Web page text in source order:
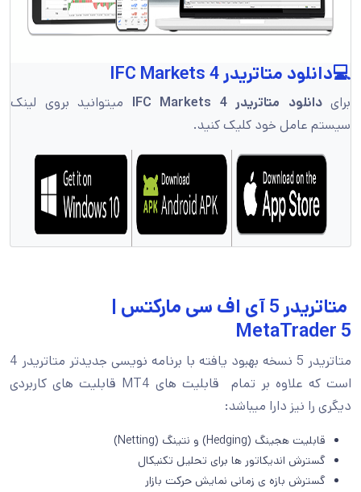
💻دانلود متاتریدر 4 IFC Markets
برایدانلود متاتریدر 4 IFC Markets
میتوانید بروی لینک
سیستم عامل خود کلیک کنید.
متاتریدر 5 آی اف سی مارکتس |
MetaTrader 5
متاتریدر 5 نسخه بهبود یافته با برنامه نویسی جدیدتر متاتریدر 4
است که علاوه بر تمام قابلیت های MT4 قابلیت های کاربردی
دیگری را نیز دارا میباشد:
قابلیت هجینگ (Hedging) و نتینگ (Netting)
گسترش اندیکاتور ها برای تحلیل تکنیکال
گسترش بازه ی زمانی نمایش حرکت بازار